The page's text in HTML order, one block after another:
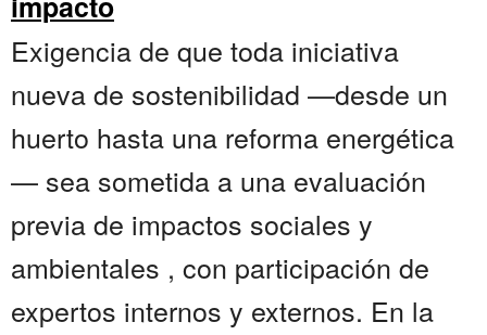
Exigencia de que toda iniciativa
nueva de sostenibilidad —desde un
huerto hasta una reforma energética
— sea sometida a una evaluación
previa de impactos sociales y
ambientales , con participación de
expertos internos y externos. En la